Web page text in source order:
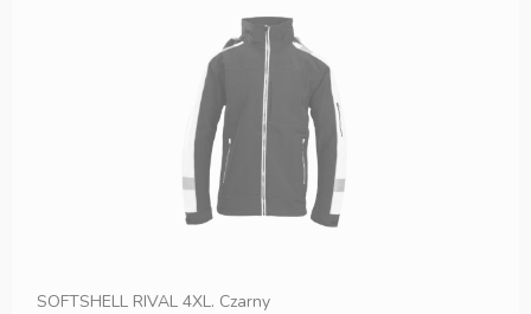
SOFTSHELL RIVAL 4XL. Czarny